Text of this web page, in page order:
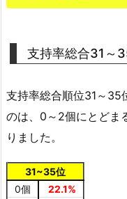
支持率総合31～
支持率総合順位31～35
のは、0～2個にとどま
りました。
31~35位
0個
22.1%